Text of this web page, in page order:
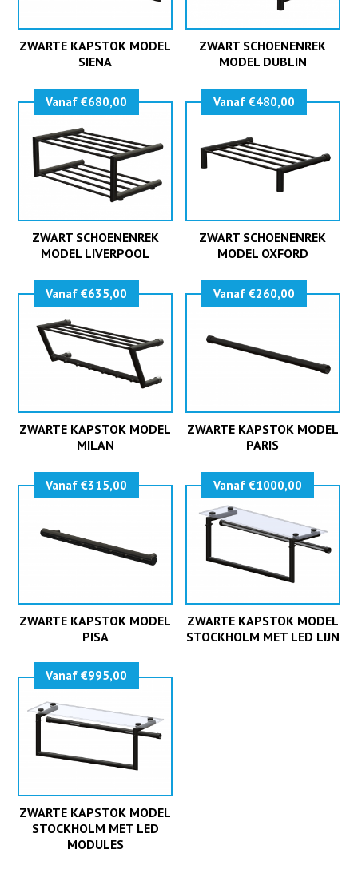
ZWARTE KAPSTOK MODEL
SIENA
ZWART SCHOENENREK
MODEL DUBLIN
ZWART SCHOENENREK
MODEL LIVERPOOL
Vanaf €680,00
ZWART SCHOENENREK
MODEL OXFORD
Vanaf €480,00
ZWARTE KAPSTOK MODEL
MILAN
Vanaf €635,00
ZWARTE KAPSTOK MODEL
PARIS
Vanaf €260,00
ZWARTE KAPSTOK MODEL
PISA
Vanaf €315,00
ZWARTE KAPSTOK MODEL
STOCKHOLM MET LED LIJN
Vanaf €1000,00
ZWARTE KAPSTOK MODEL
STOCKHOLM MET LED
MODULES
Vanaf €995,00